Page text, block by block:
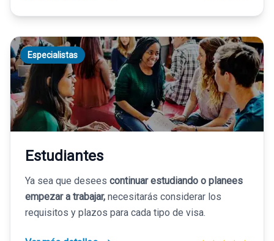
Especialistas
Estudiantes
Ya sea que desees continuar estudiando o planees
empezar a trabajar, necesitarás considerar los
requisitos y plazos para cada tipo de visa.